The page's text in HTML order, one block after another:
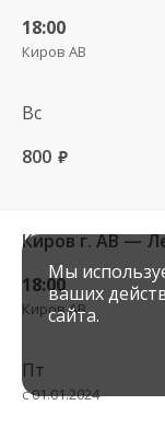
18:00
Киров АВ
Вс
800 руб.
Киров г. АВ —
18:00
Киров АВ
Пт
с 01.01.2024
Мы
ваших
сайта.